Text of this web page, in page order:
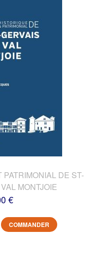
DE ST-
MONTJOIE
€
COMMANDER